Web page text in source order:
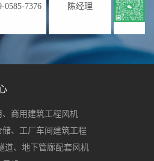
0585-7376 陈经理
、商用建筑工程风机
储、工厂车间建筑工程
道、地下管廊配套风机